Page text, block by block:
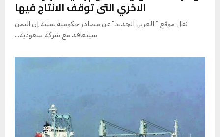
الاخري التى توقف الانتاج فيها
نقل موقع ” العربي الجديد” عن مصادر حكومية يمنية إن اليمن
سيتعاقد مع شركة سعودية...